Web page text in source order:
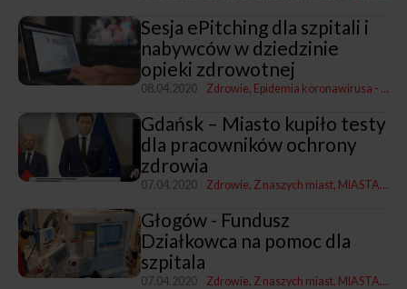
Sesja ePitching dla szpitali i
nabywców w dziedzinie
opieki zdrowotnej
08.04.2020 Zdrowie Epidemia koronawirusa - ogłoszenia
Gdańsk – Miasto kupiło testy
dla pracowników ochrony
zdrowia
07.04.2020 Zdrowie Z naszych miast MIASTA WOBEC EPIDEMII
Głogów - Fundusz
Działkowca na pomoc dla
szpitala
07.04.2020 Zdrowie Z naszych miast MIASTA WOBEC EPIDEMII